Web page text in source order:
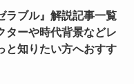
ラブル』解説記事一覧
ターや時代背景などレ
と知りたい方へおすす